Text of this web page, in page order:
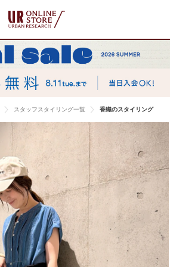
スタッフスタイリング一覧 香織のスタイリング